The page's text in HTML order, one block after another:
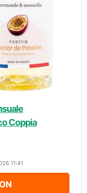
Coppia
11:41